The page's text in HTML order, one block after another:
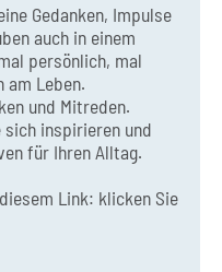
Gedanken, Impulse
auch in einem
persönlich, mal
am Leben.
und Mitreden.
sich inspirieren und
für Ihren Alltag.
Link: klicken Sie